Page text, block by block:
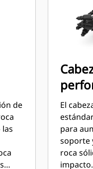
de
El
para
soporte
roca
impacto. Hay una variedad de paletas de